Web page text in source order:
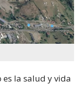
la salud y vida